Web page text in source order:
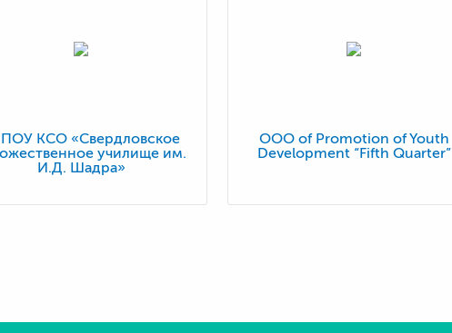
ПОУ КСО «Свердловское
училище им.
И.Д. Шадра»
OOO of Promotion of Youth
Development “Fifth Quarter”